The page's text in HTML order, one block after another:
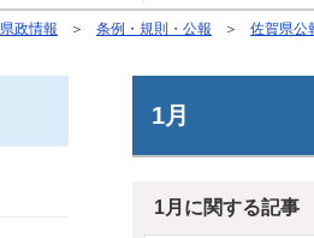
県政情報 条例・規則・公報 佐賀県公
1月
1月に関する記事